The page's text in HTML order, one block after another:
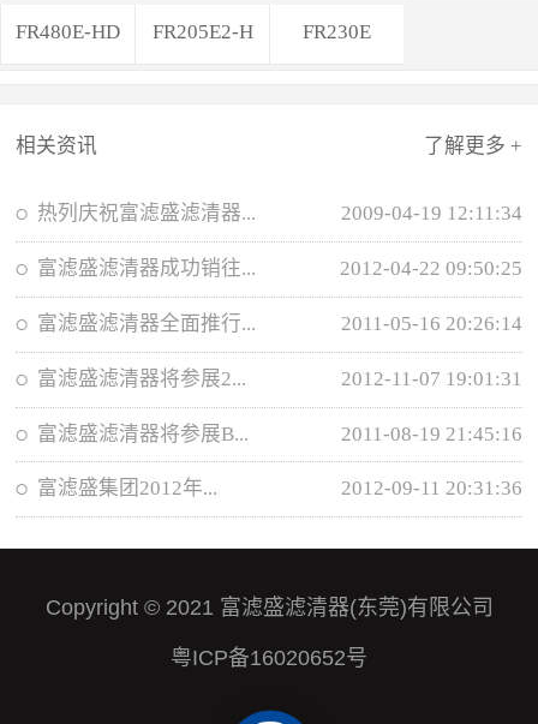
FR480E-HD FR205E2-H FR230E
相关资讯 了解更多 +
热列庆祝富滤盛滤清器... 2009-04-19 12:11:34
富滤盛滤清器成功销往... 2012-04-22 09:50:25
富滤盛滤清器全面推行... 2011-05-16 20:26:14
富滤盛滤清器将参展2... 2012-11-07 19:01:31
富滤盛滤清器将参展B... 2011-08-19 21:45:16
富滤盛集团2012年... 2012-09-11 20:31:36
Copyright © 2021 富滤盛滤清器(东莞)有限公司
粤ICP备16020652号